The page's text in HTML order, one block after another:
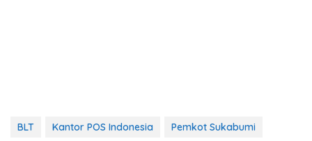
BLT Kantor POS Indonesia
Pemkot Sukabumi